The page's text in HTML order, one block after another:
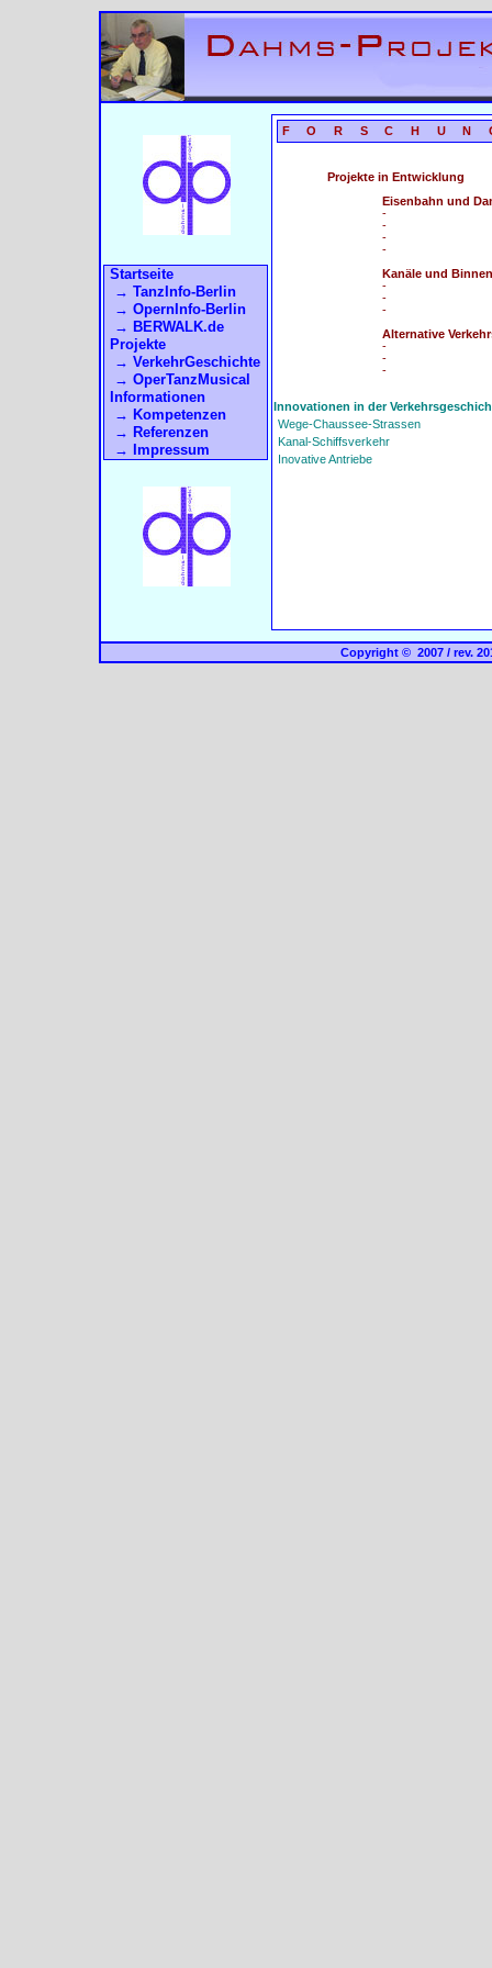
Startseite
→ TanzInfo-Berlin
→ OpernInfo-Berlin
→ BERWALK.de
Projekte
→ VerkehrGeschichte
→ OperTanzMusical
Informationen
→ Kompetenzen
→ Referenzen
→ Impressum
Projekte in Entwicklung
Eisenbahn und
-
-
-
-
Kanäle und
-
-
-
Alternative
-
-
-
Innovationen in der
Wege-Chaussee-Strassen
Kanal-Schiffsverkehr
Inovative Antriebe
Copyright © 2007 / rev.